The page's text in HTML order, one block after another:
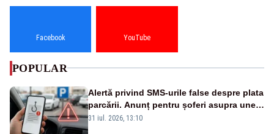
Facebook YouTube
POPULAR
Alertă privind SMS-urile false despre plata
parcării. Anunț pentru șoferi asupra unei
noi metode de fraudă online
31 iul. 2026, 13:10